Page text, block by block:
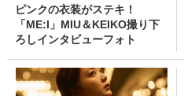
ピンクの衣装がステキ！
「ME:I」MIU＆KEIKO撮り下
ろしインタビューフォト